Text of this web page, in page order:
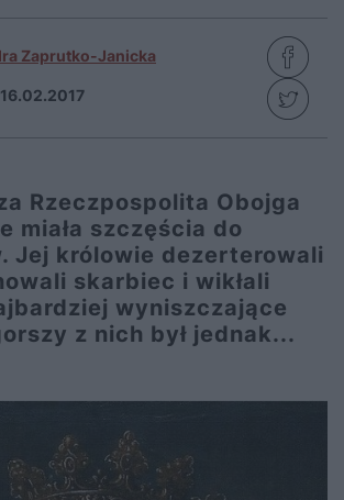
Zaprutko-Janicka
16.02.2017
Rzeczpospolita Obojga
miała szczęścia do
Jej królowie dezerterowali
skarbiec i wikłali
wyniszczające
z nich był jednak...